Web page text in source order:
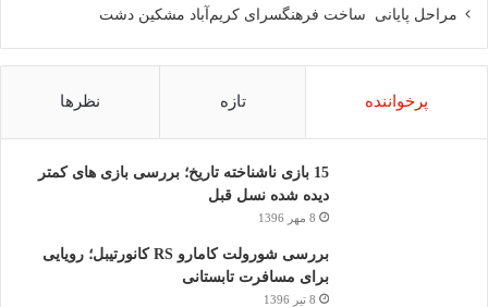
مراحل پایانی ساخت فرهنگسرای کریم‌آباد مشکین دشت
پرخواننده تازه نظرها
15 بازی ناشناخته تاریخ؛ بررسی بازی های کمتر
دیده شده نسل قبل
8 مهر 1396
بررسی شورولت کامارو RS کانورتیبل؛ رویایی
برای مسافرت تابستانی
8 تیر 1396